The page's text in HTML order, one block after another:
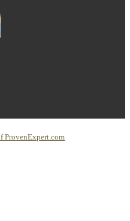
ProvenExpert.com